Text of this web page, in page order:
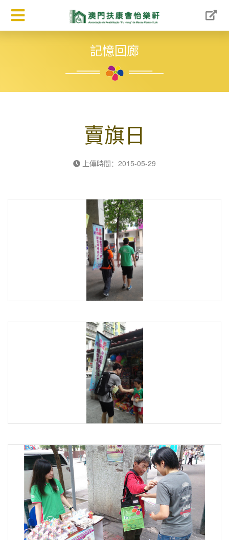
記憶回廊
賣旗日
上傳時間：2015-05-29